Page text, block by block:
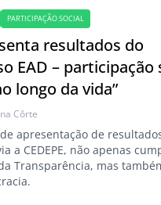
PARTICIPAÇÃO SOCIAL
resultados do
EAD – participação
longo da vida”
Côrte
apresentação de
a CEDEPE, não apenas
Transparência, mas